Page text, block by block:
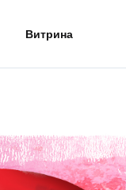
Витрина